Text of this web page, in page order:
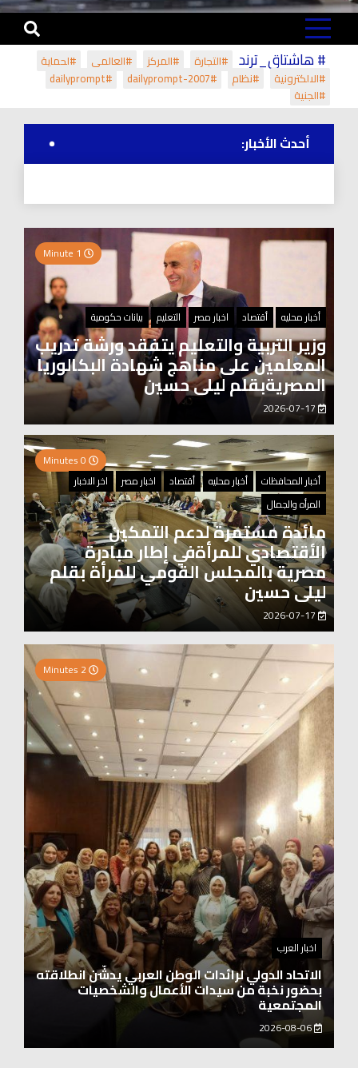
# هاشتاق_ترند #التجارة #المركز #العالمي
#لحماية
#الالكترونية
#نظام #dailyprompt-2007
#dailyprompt
#الجنية
أحدث الأخبار:
أخبار محليه أقتصاد اخبار مصر التعليم بيانات حكومية
وزير التربية والتعليم يتفقد ورشة تدريب
المعلمين على مناهج شهادة البكالوريا
المصريةبقلم ليلى حسين
أخبار المحافظات
أخبار محليه أقتصاد اخبار مصر
اخر الاخبار
المرأه والجمال
مائدة مستمرة لدعم التمكين
الأقتصادي للمرأةفي إطار مبادرة
مصرية بالمجلس القومي للمرأة بقلم
ليلى حسين
2026-07-17
اخبار العرب
الاتحاد الدولي لرائدات الوطن العربي يدشّن انطلاقته
بحضور نخبة من سيدات الأعمال والشخصيات
المجتمعية
2026-08-06